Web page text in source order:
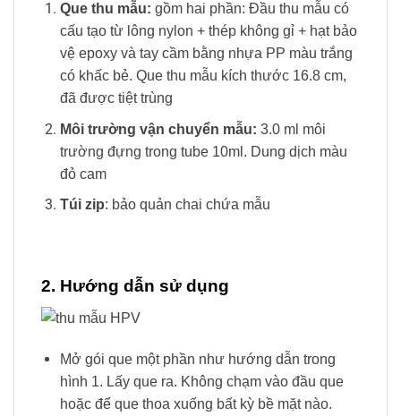
Que thu mẫu: gồm hai phần: Đầu thu mẫu có
cấu tạo từ lông nylon + thép không gỉ + hạt bảo
vệ epoxy và tay cầm bằng nhựa PP màu trắng
có khấc bẻ. Que thu mẫu kích thước 16.8 cm,
đã được tiệt trùng
Môi trường vận chuyển mẫu: 3.0 ml môi
trường đựng trong tube 10ml. Dung dịch màu
đỏ cam
Túi zip: bảo quản chai chứa mẫu
2. Hướng dẫn sử dụng
Mở gói que một phần như hướng dẫn trong
hình 1. Lấy que ra. Không chạm vào đầu que
hoặc để que thoa xuống bất kỳ bề mặt nào.